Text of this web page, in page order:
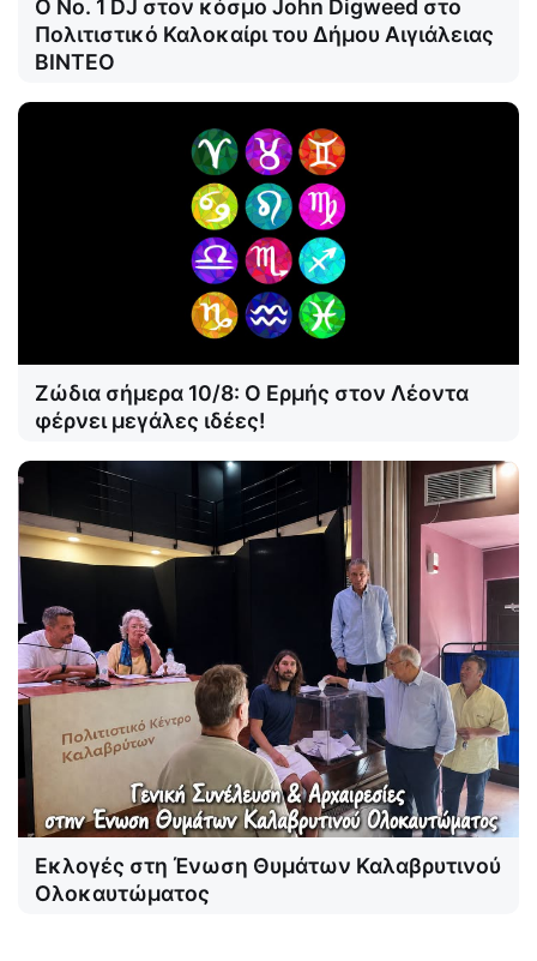
Ο Νο. 1 DJ στον κόσμο John Digweed στο
Πολιτιστικό Καλοκαίρι του Δήμου Αιγιάλειας
ΒΙΝΤΕΟ
Ζώδια σήμερα 10/8: Ο Ερμής στον Λέοντα
φέρνει μεγάλες ιδέες!
Εκλογές στη Ένωση Θυμάτων Καλαβρυτινού
Ολοκαυτώματος